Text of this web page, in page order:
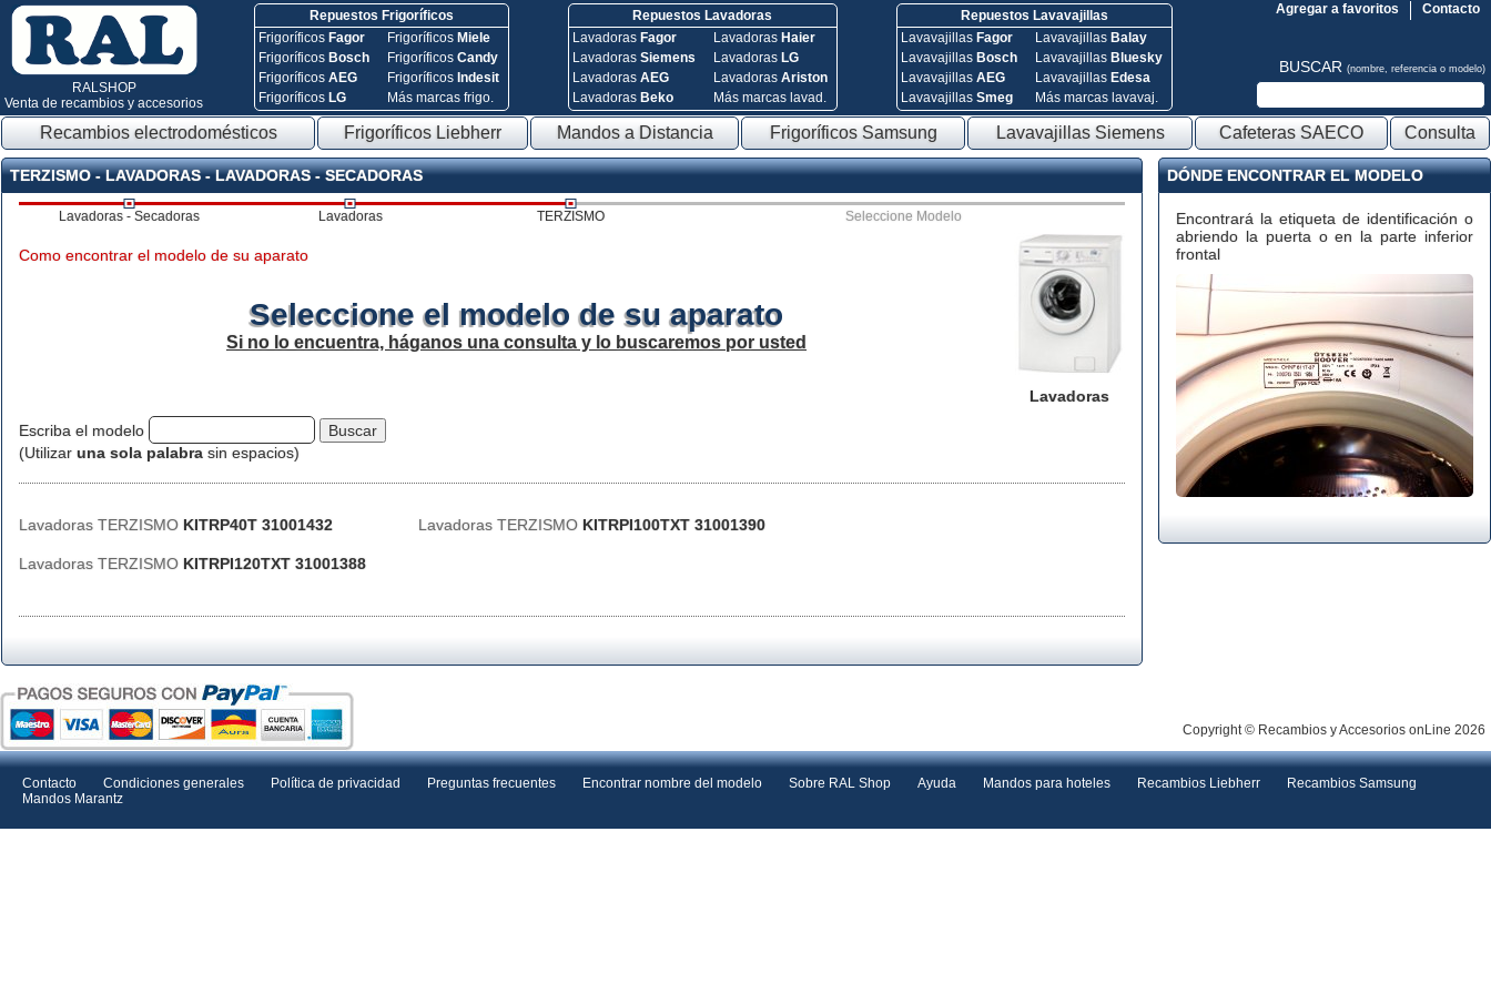
RALSHOP
Venta de recambios y accesorios
Repuestos Frigoríficos
Frigoríficos Fagor
Frigoríficos Bosch
FrigoríficosAEG
Frigoríficos LG
Frigoríficos Miele
FrigoríficosCandy
Frigoríficos Indesit
Más marcas frigo.
Repuestos Lavadoras
Lavadoras Fagor
Lavadoras Siemens
Lavadoras AEG
Lavadoras Beko
Lavadoras Haier
Lavadoras LG
Lavadoras Ariston
Más marcas lavad.
Repuestos Lavavajillas
Lavavajillas Fagor
Lavavajillas Bosch
Lavavajillas AEG
Lavavajillas Smeg
Lavavajillas Balay
Lavavajillas Bluesky
Lavavajillas Edesa
Más marcas lavavaj.
Contacto
Agregar a favoritos
BUSCAR (nombre, referencia o modelo)
Recambios electrodomésticos Frigoríficos Liebherr Mandos a Distancia Frigoríficos Samsung Lavavajillas Siemens Cafeteras SAECO Consulta
TERZISMO - LAVADORAS - LAVADORAS - SECADORAS
Lavadoras - Secadoras Lavadoras TERZISMO Seleccione Modelo
Lavadoras
Como encontrar el modelo de su aparato
Seleccione el modelo de su aparato
Si no lo encuentra, háganos una consulta y lo buscaremos por usted
Escriba el modelo
(Utilizar una sola palabra sin espacios)
Lavadoras TERZISMO KITRP40T 31001432 Lavadoras TERZISMO KITRPI100TXT 31001390
Lavadoras TERZISMO KITRPI120TXT 31001388
DÓNDE ENCONTRAR EL MODELO
Encontrará la etiqueta de identificación o
abriendo la puerta o en la parte inferior
frontal
Copyright © Recambios y Accesorios onLine 2026
Contacto Condiciones generales Política de privacidad Preguntas frecuentes Encontrar nombre del modelo Sobre RAL Shop Ayuda Mandos para hoteles Recambios Liebherr
Recambios Samsung
Mandos Marantz